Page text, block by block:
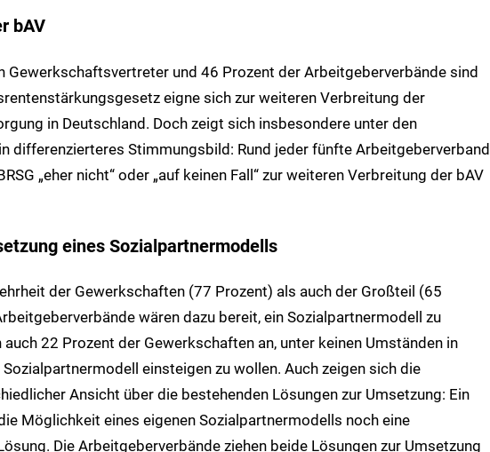
bAV
Gewerkschaftsvertreter und 46 Prozent der Arbeitgeberverbände sind
eigne sich zur weiteren Verbreitung der
in Deutschland. Doch zeigt sich insbesondere unter den
differenzierteres Stimmungsbild: Rund jeder fünfte Arbeitgeberverband
„eher nicht“ oder „auf keinen Fall“ zur weiteren Verbreitung der bAV
eines Sozialpartnermodells
der Gewerkschaften (77 Prozent) als auch der Großteil (65
wären dazu bereit, ein Sozialpartnermodell zu
auch 22 Prozent der Gewerkschaften an, unter keinen Umständen in
einsteigen zu wollen. Auch zeigen sich die
Ansicht über die bestehenden Lösungen zur Umsetzung: Ein
Möglichkeit eines eigenen Sozialpartnermodells noch eine
Die Arbeitgeberverbände ziehen beide Lösungen zur Umsetzung